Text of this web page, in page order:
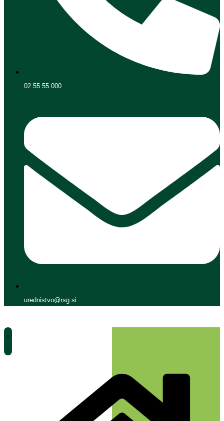
02 55 55 000
urednistvo@rsg.si